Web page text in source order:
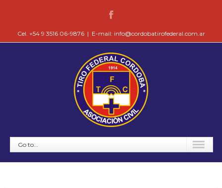
Cel. +54 9 3516 06-9876 | E-mail: info@cordobatirofederal.com.ar
Go to...